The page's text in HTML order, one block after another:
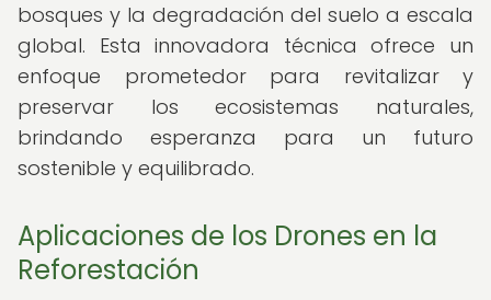
bosques y la degradación del suelo a escala
global. Esta innovadora técnica ofrece un
enfoque prometedor para revitalizar y
preservar los ecosistemas naturales,
brindando esperanza para un futuro
sostenible y equilibrado.
Aplicaciones de los Drones en la
Reforestación